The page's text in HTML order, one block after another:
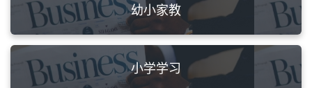
幼小家教
小学学习